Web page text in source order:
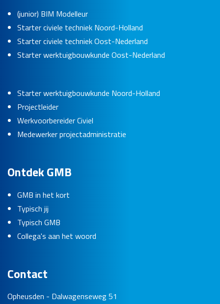
(junior) BIM Modelleur
Starter civiele techniek Noord-Holland
Starter civiele techniek Oost-Nederland
Starter werktuigbouwkunde Oost-Nederland
Starter werktuigbouwkunde Noord-Holland
Projectleider
Werkvoorbereider Civiel
Medewerker projectadministratie
Ontdek GMB
GMB in het kort
Typisch jij
Typisch GMB
Collega's aan het woord
Contact
Opheusden - Dalwagenseweg 51